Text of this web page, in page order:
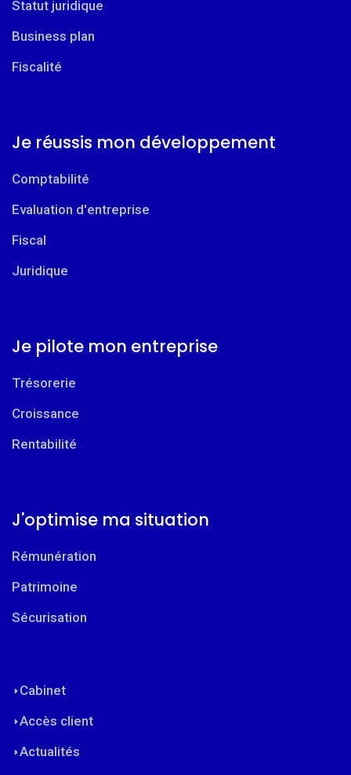
Statut juridique
Business plan
Fiscalité
Je réussis mon développement
Comptabilité
Evaluation d'entreprise
Fiscal
Juridique
Je pilote mon entreprise
Trésorerie
Croissance
Rentabilité
J'optimise ma situation
Rémunération
Patrimoine
Sécurisation
Cabinet
Accès client
Actualités